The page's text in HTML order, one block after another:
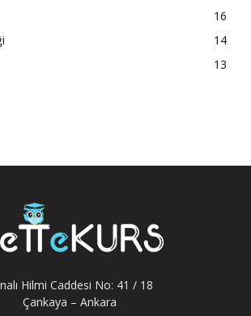
16
14
13
Hilmi Caddesi No: 41 / 18
Çankaya – Ankara